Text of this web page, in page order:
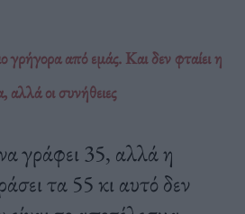
γρήγορα από εμάς. Και δεν φταίει η
αλλά οι συνήθειες
γράφει 35, αλλά η
τα 55 κι αυτό δεν